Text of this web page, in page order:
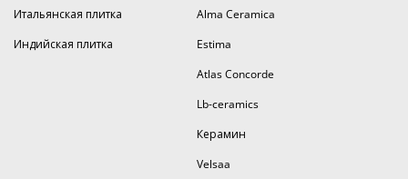
Итальянская плитка
Индийская плитка
Alma Ceramica
Estima
Atlas Concorde
Lb-ceramics
Керамин
Velsaa